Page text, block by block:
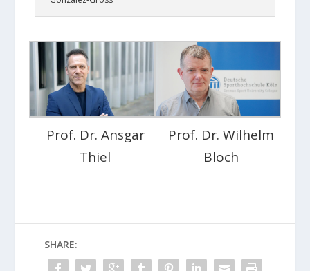
Prof. Dr. Ansgar
Thiel
Prof. Dr. Wilhelm
Bloch
SHARE: